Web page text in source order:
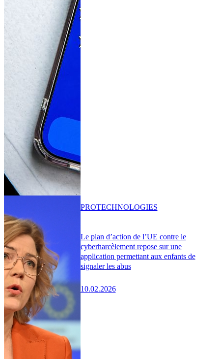
Le plan d’action de l’UE contre le
cyberharcèlement repose sur une
application permettant aux enfants de
signaler les abus
10.02.2026
PROTECHNOLOGIES